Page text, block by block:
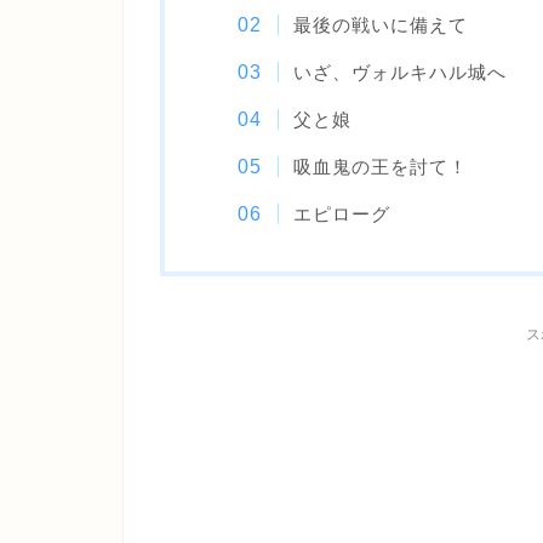
最後の戦いに備えて
いざ、ヴォルキハル城へ
父と娘
吸血鬼の王を討て！
エピローグ